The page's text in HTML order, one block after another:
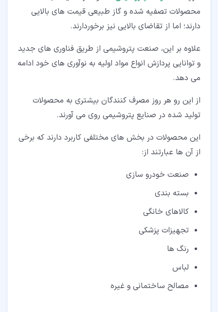
محصولات تصفیه شده و گاز طبیعی قیمت های بالایی
دارند؛ اما از تقاضای بالایی نیز برخوردارند.
علاوه بر این، صنعت پتروشیمی از طریق فناوری های جدید
و توانایی پردازش انواع مواد اولیه به نوآوری های خود ادامه
می دهد.
از این رو هر روز مصرف کنندگان بیشتری به محصولات
تولید شده در صنایع پتروشیمی روی می آورند.
این محصولات در بخش های مختلفی کاربرد دارند که برخی
از آن ها عبارتند از:
صنعت خودرو سازی
بسته بندی
کالاهای خانگی
تجهیزات پزشکی
رنگ ها
لباس
مصالح ساختمانی و غیره